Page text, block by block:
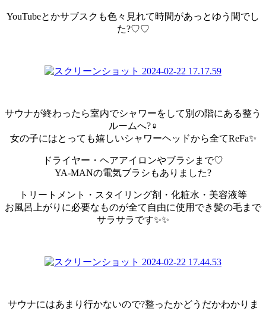
YouTubeとかサブスクも色々見れて時間があっとゆう間でし
た?♡♡
サウナが終わったら室内でシャワーをして別の階にある整う
ルームへ?‍♀️
女の子にはとっても嬉しいシャワーヘッドから全てReFa✨
ドライヤー・ヘアアイロンやブラシまで♡
YA-MANの電気ブラシもありました?
トリートメント・スタイリング剤・化粧水・美容液等
お風呂上がりに必要なものが全て自由に使用でき髪の毛まで
サラサラです✨✨
サウナにはあまり行かないので?整ったかどうだかわかりま